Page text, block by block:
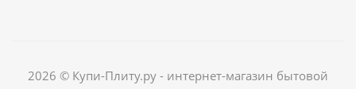
2026 © Купи-Плиту.ру - интернет-магазин бытовой